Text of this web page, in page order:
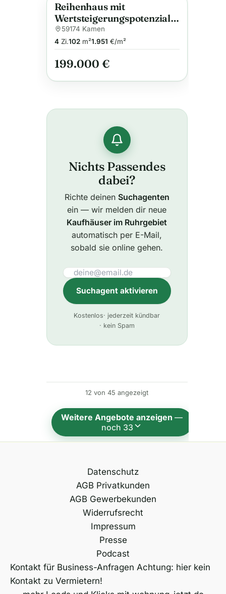
Anzeige
Reihenhaus mit
Wertsteigerungspotenzial
und
Entwicklungsspielraum
59174 Kamen
4Zi.102m²1.951 €/m²
199.000 €
Nichts Passendes
dabei?
Richte deinen Suchagenten
ein — wir melden dir neue
Kaufhäuser im Ruhrgebiet
automatisch per E-Mail,
sobald sie online gehen.
Suchagent aktivieren
l
a
t
i
Kostenlos· jederzeit kündbar
· kein Spam
12 von 45 angezeigt
Weitere Angebote anzeigen—
noch 33
Datenschutz
AGB Privatkunden
AGB Gewerbekunden
Widerrufsrecht
Impressum
Presse
Podcast
Kontakt für Business-Anfragen Achtung: hier kein
Kontakt zu Vermietern!